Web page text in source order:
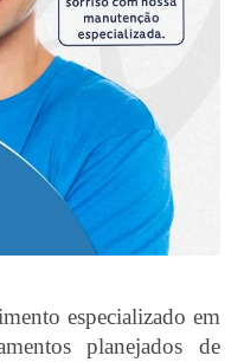
especializado em
planejados de